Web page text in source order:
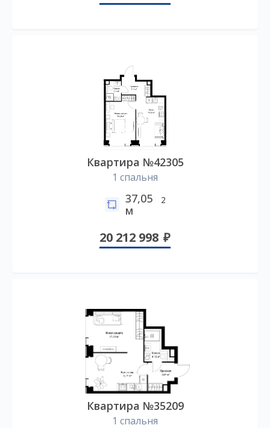
Квартира №42305
1 спальня
37,05
м
2
20 212 998
Квартира №35209
1 спальня